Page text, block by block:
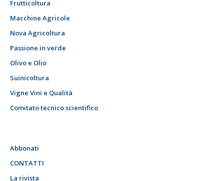
Frutticoltura
Macchine Agricole
Nova Agricoltura
Passione in verde
Olivo e Olio
Suinicoltura
Vigne Vini e Qualità
Comitato tecnico scientifico
Abbonati
CONTATTI
La rivista